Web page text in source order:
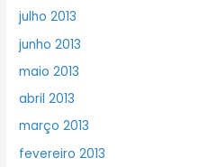
julho 2013
junho 2013
maio 2013
abril 2013
março 2013
fevereiro 2013